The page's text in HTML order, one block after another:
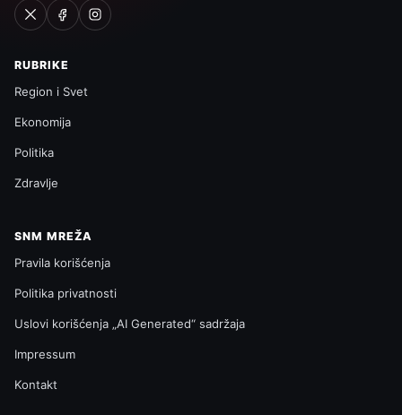
RUBRIKE
Region i Svet
Ekonomija
Politika
Zdravlje
SNM MREŽA
Pravila korišćenja
Politika privatnosti
Uslovi korišćenja „AI Generated“ sadržaja
Impressum
Kontakt